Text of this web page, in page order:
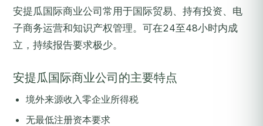
安提瓜国际商业公司常用于国际贸易、持有投资、电
子商务运营和知识产权管理。可在24至48小时内成
立，持续报告要求极少。
安提瓜国际商业公司的主要特点
境外来源收入零企业所得税
无最低注册资本要求